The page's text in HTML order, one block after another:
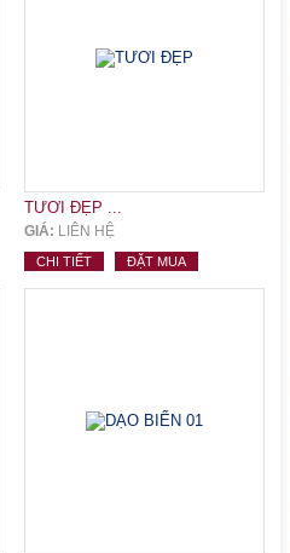
TƯƠI ĐẸP ...
GIÁ: LIÊN HỆ
CHI TIẾT ĐẶT MUA